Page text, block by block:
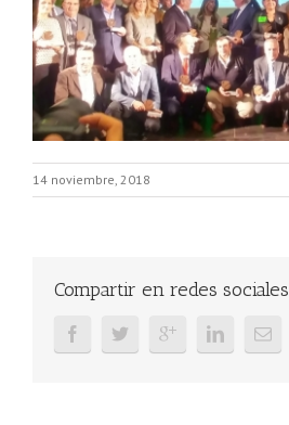
14 noviembre, 2018
Compartir en redes sociales